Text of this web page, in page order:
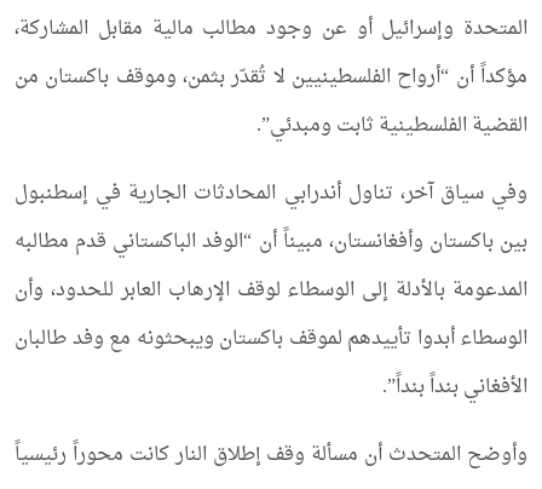
المتحدة وإسرائيل أو عن وجود مطالب مالية مقابل المشاركة،
مؤكداً أن “أرواح الفلسطينيين لا تُقدّر بثمن، وموقف باكستان من
القضية الفلسطينية ثابت ومبدئي”.
وفي سياق آخر، تناول أندرابي المحادثات الجارية في إسطنبول
بين باكستان وأفغانستان، مبيناً أن “الوفد الباكستاني قدم مطالبه
المدعومة بالأدلة إلى الوسطاء لوقف الإرهاب العابر للحدود، وأن
الوسطاء أبدوا تأييدهم لموقف باكستان ويبحثونه مع وفد طالبان
الأفغاني بنداً بنداً”.
وأوضح المتحدث أن مسألة وقف إطلاق النار كانت محوراً رئيسياً